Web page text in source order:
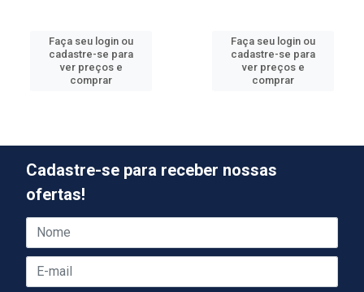
Faça seu login ou
cadastre-se para
ver preços e
comprar
Faça seu login ou
cadastre-se para
ver preços e
comprar
Cadastre-se para receber nossas
ofertas!